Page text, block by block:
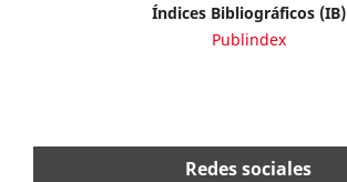
Índices Bibliográficos (IB)
Publindex
Redes sociales